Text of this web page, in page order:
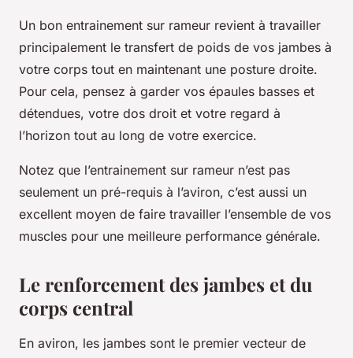
Un bon entrainement sur rameur revient à travailler
principalement le transfert de poids de vos jambes à
votre corps tout en maintenant une posture droite.
Pour cela, pensez à garder vos épaules basses et
détendues, votre dos droit et votre regard à
l’horizon tout au long de votre exercice.
Notez que l’entrainement sur rameur n’est pas
seulement un pré-requis à l’aviron, c’est aussi un
excellent moyen de faire travailler l’ensemble de vos
muscles pour une meilleure performance générale.
Le renforcement des jambes et du
corps central
En aviron, les jambes sont le premier vecteur de